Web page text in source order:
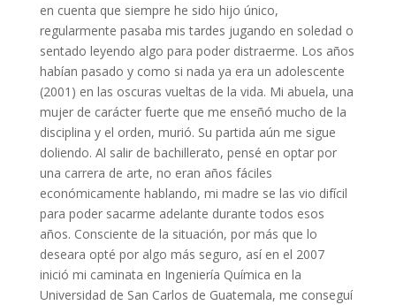
en cuenta que siempre he sido hijo único,
regularmente pasaba mis tardes jugando en soledad o
sentado leyendo algo para poder distraerme. Los años
habían pasado y como si nada ya era un adolescente
(2001) en las oscuras vueltas de la vida. Mi abuela, una
mujer de carácter fuerte que me enseñó mucho de la
disciplina y el orden, murió. Su partida aún me sigue
doliendo. Al salir de bachillerato, pensé en optar por
una carrera de arte, no eran años fáciles
económicamente hablando, mi madre se las vio difícil
para poder sacarme adelante durante todos esos
años. Consciente de la situación, por más que lo
deseara opté por algo más seguro, así en el 2007
inició mi caminata en Ingeniería Química en la
Universidad de San Carlos de Guatemala, me conseguí